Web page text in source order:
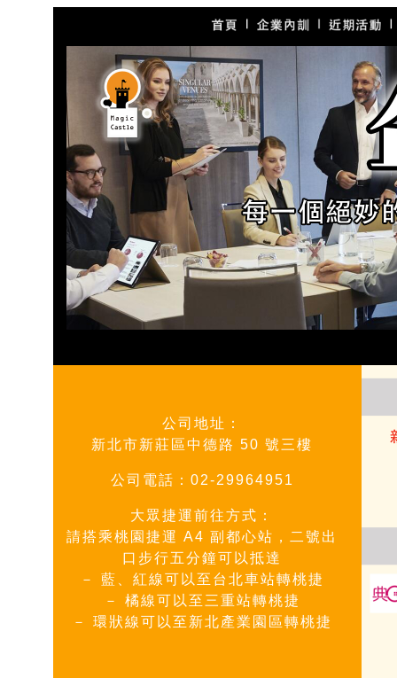
公司地址：
新北市新莊區中德路 50 號三樓
公司電話：02-29964951
大眾捷運前往方式：
請搭乘桃園捷運 A4 副都心站，二號出
口步行五分鐘可以抵達
－ 藍、紅線可以至台北車站轉桃捷
－ 橘線可以至三重站轉桃捷
－ 環狀線可以至新北產業園區轉桃捷